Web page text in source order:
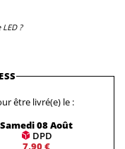
?
être livré(e) le :
Samedi 08 Août
DPD
7,90 €